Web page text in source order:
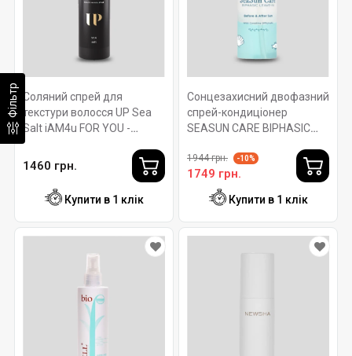
Фільтр Соляний спрей для
текстури волосся UP Sea
Salt iAM4u FOR YOU -
100мл
1460 грн.
Купити в 1 клік
Сонцезахисний двофазний
спрей-кондиціонер
SEASUN CARE BIPHASIC
мл
1944 грн. -10%
1749 грн.
Купити в 1 клік